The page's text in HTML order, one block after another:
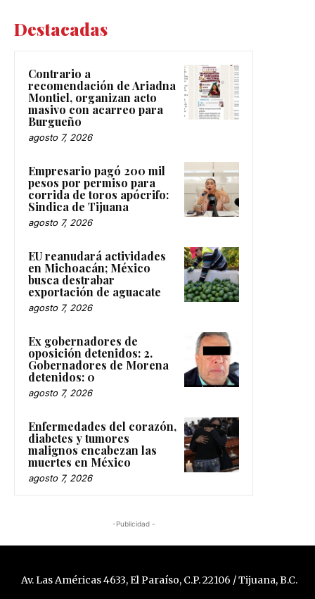
Destacadas
Contrario a
recomendación de Ariadna
Montiel, organizan acto
masivo con acarreo para
Burgueño
agosto 7, 2026
Empresario pagó 200 mil
pesos por permiso para
corrida de toros apócrifo:
Sindica de Tijuana
agosto 7, 2026
EU reanudará actividades
en Michoacán; México
busca destrabar
exportación de aguacate
agosto 7, 2026
Ex gobernadores de
oposición detenidos: 2.
Gobernadores de Morena
detenidos: 0
agosto 7, 2026
Enfermedades del corazón,
diabetes y tumores
malignos encabezan las
muertes en México
agosto 7, 2026
-Publicidad -
Av. Las Américas 4633, El Paraíso, C.P. 22106 / Tijuana, B.C.